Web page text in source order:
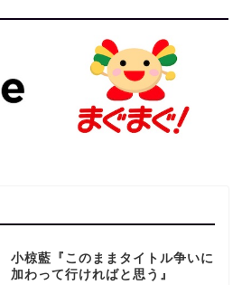
小椋藍『このままタイトル争いに
加わって行ければと思う』